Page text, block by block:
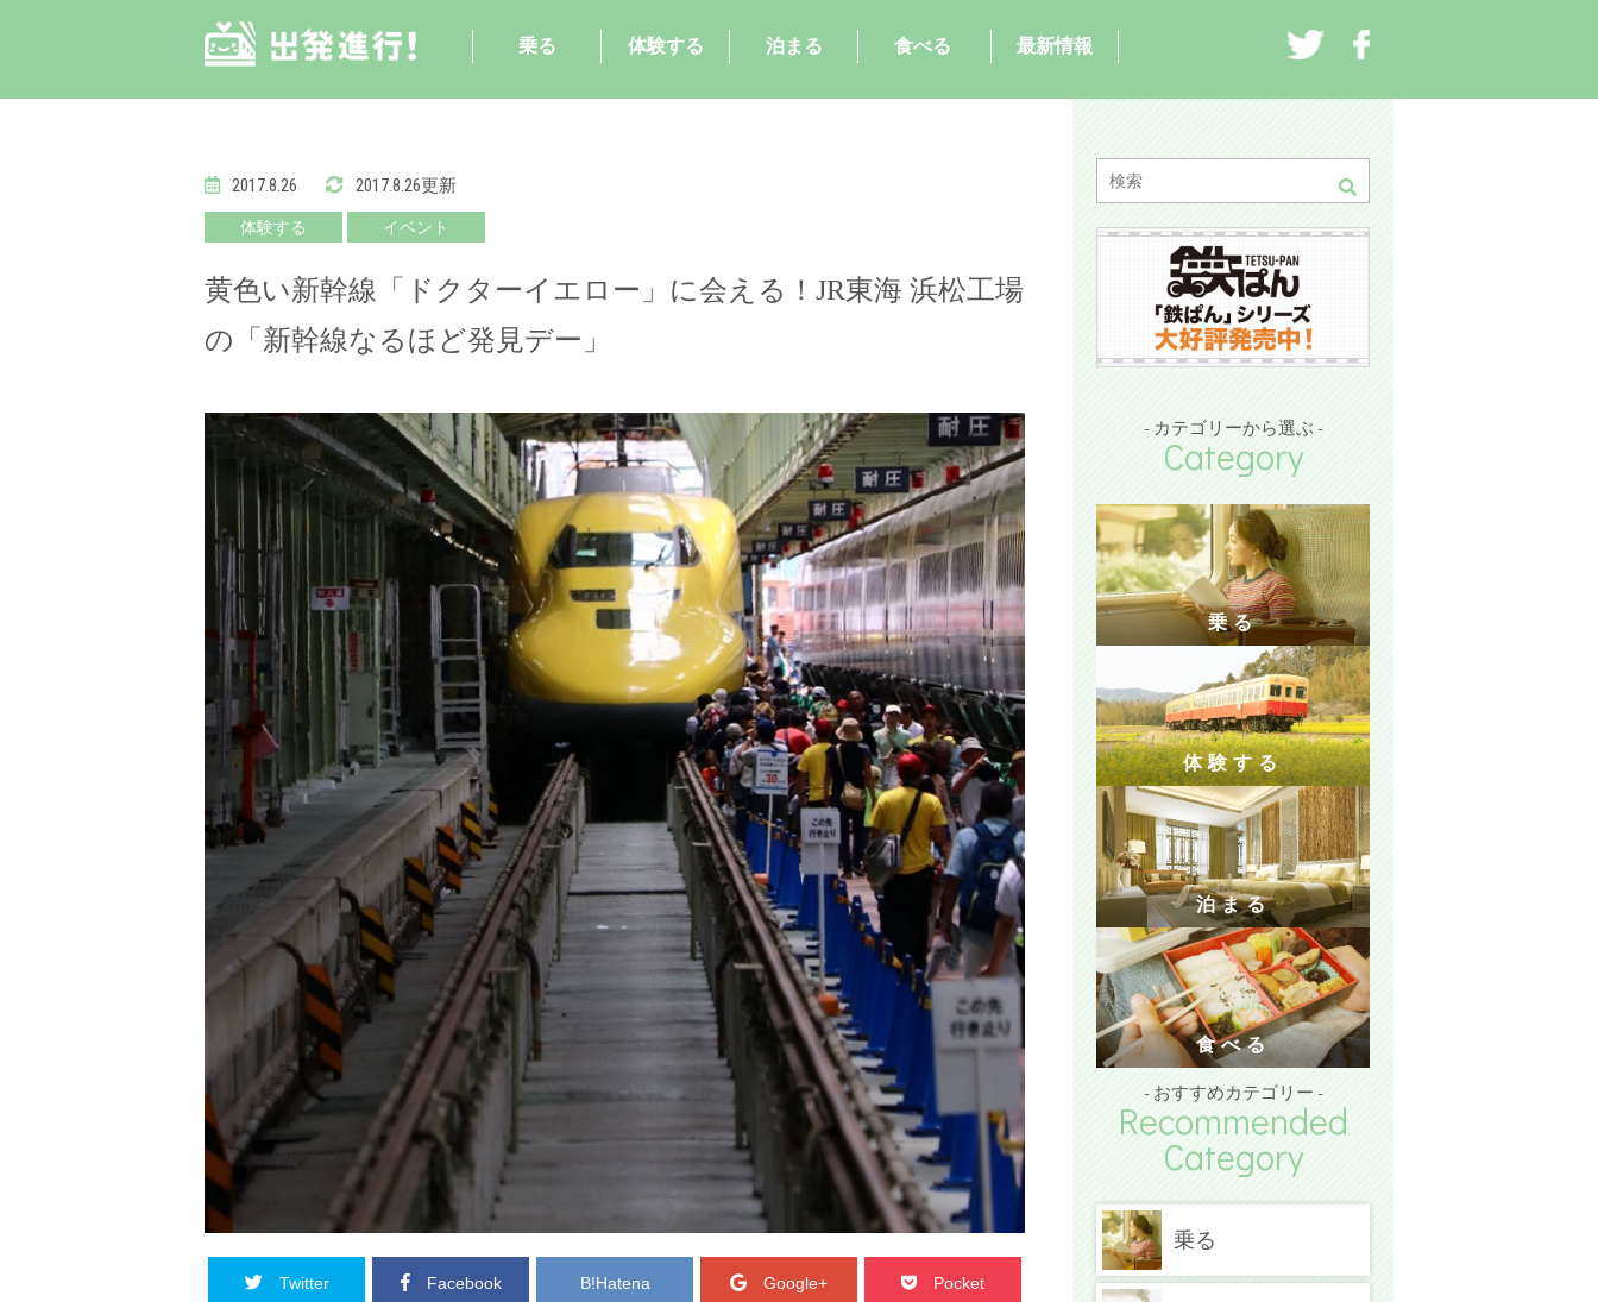
乗る 体験する 泊まる 食べる 最新情報
2017.8.26 2017.8.26更新
体験する イベント
黄色い新幹線「ドクターイエロー」に会える！JR東海 浜松工場
の「新幹線なるほど発見デー」
Twitter Facebook B!Hatena Google+ Pocket
- カテゴリーから選ぶ -
Category
乗る
体験する
泊まる
食べる
- おすすめカテゴリー -
Recommended
Category
乗る